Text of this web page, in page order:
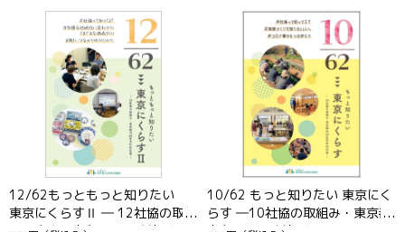
12/62もっともっと知りたい
東京にくらすⅡ ― 12社協の取組
10/62 もっと知りたい 東京にく
らす ―10社協の取組み・東京都